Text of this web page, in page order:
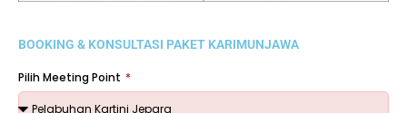
BOOKING & KONSULTASI PAKET KARIMUNJAWA
Pilih Meeting Point